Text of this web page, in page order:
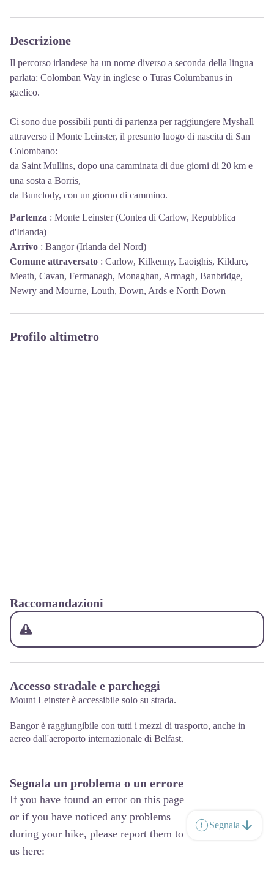
Descrizione
Il percorso irlandese ha un nome diverso a seconda della lingua
parlata: Colomban Way in inglese o Turas Columbanus in
gaelico.
Ci sono due possibili punti di partenza per raggiungere Myshall
attraverso il Monte Leinster, il presunto luogo di nascita di San
Colombano:
da Saint Mullins, dopo una camminata di due giorni di 20 km e
una sosta a Borris,
da Bunclody, con un giorno di cammino.
Partenza : Monte Leinster (Contea di Carlow, Repubblica
d'Irlanda)
Arrivo : Bangor (Irlanda del Nord)
Comune attraversato : Carlow, Kilkenny, Laoighis, Kildare,
Meath, Cavan, Fermanagh, Monaghan, Armagh, Banbridge,
Newry and Mourne, Louth, Down, Ards e North Down
Profilo altimetro
Raccomandazioni
Accesso stradale e parcheggi
Mount Leinster è accessibile solo su strada.
Bangor è raggiungibile con tutti i mezzi di trasporto, anche in
aereo dall'aeroporto internazionale di Belfast.
Segnala un problema o un errore
If you have found an error on this page
or if you have noticed any problems
during your hike, please report them to
us here:
Segnala